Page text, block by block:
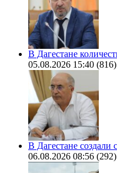
В Дагестане
05.08.2026 15:40 (816)
В Дагестане
06.08.2026 08:56 (292)